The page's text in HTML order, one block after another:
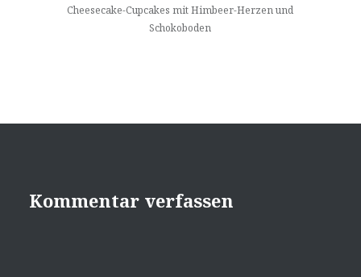
Cheesecake-Cupcakes mit Himbeer-Herzen und
Schokoboden
Kommentar verfassen